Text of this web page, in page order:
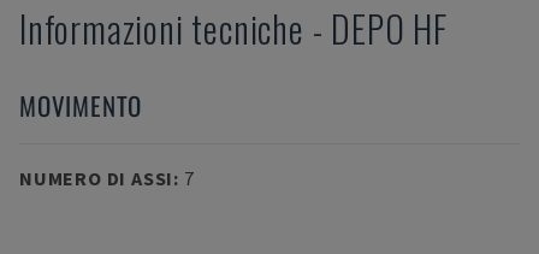
Informazioni tecniche - DEPO HF
MOVIMENTO
NUMERO DI ASSI: 7